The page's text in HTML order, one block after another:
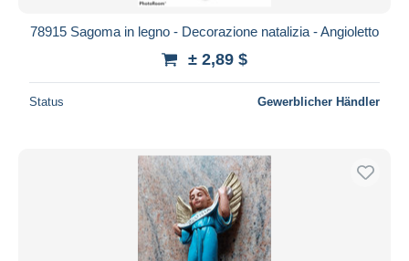
78915 Sagoma in legno - Decorazione natalizia - Angioletto
± 2,89 $
Status Gewerblicher Händler